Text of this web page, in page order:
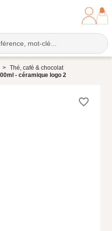
Thé, café & chocolat
- céramique logo 2
favorite_border